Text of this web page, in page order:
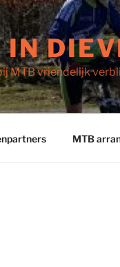
MTB vriendelijk
MTB